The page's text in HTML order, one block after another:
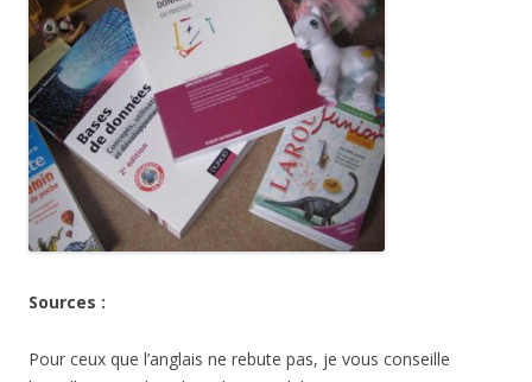
Sources :
Pour ceux que l’anglais ne rebute pas, je vous conseille